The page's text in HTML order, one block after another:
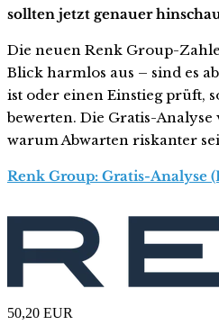
sollten jetzt genauer
Die neuen Renk Group-
Blick harmlos aus – sind es
ist oder einen Einstieg prüft,
bewerten. Die Gratis-Analyse
warum Abwarten riskanter
Renk Group: Gratis-Analyse
50,20 EUR